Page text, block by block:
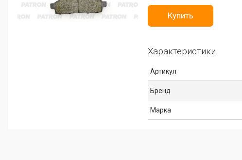
Купить
Характеристики
Артикул
Бренд
Марка